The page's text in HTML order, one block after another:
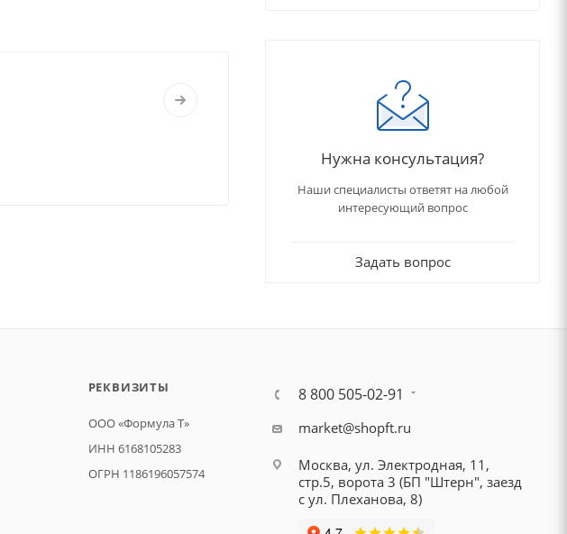
Нужна консультация?
Наши специалисты ответят на любой
интересующий вопрос
Задать вопрос
РЕКВИЗИТЫ
ООО «Формула Т»
ИНН 6168105283
ОГРН 1186196057574
8 800 505-02-91
market@shopft.ru
Москва, ул. Электродная, 11,
стр.5, ворота 3 (БП "Штерн", заезд
с ул. Плеханова, 8)